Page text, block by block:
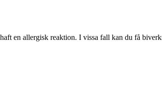
en allergisk reaktion. I vissa fall kan du få